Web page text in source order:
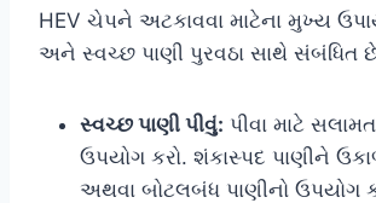
HEV ચેપને અટકાવવા માટેના મુખ્ય
અને સ્વચ્છ પાણી પુરવઠા સાથે સંબંધિત
સ્વચ્છ પાણી પીવું: પીવા માટે
ઉપયોગ કરો. શંકાસ્પદ પાણીને
અથવા બોટલબંધ પાણીનો ઉપયોગ